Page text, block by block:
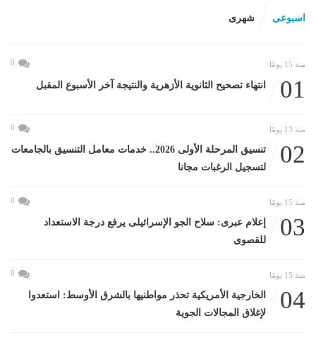
اسبوعى شهرى
منذ 15 يومًا 0
01 انتهاء تصحيح الثانوية الأزهرية والنتيجة آخر الأسبوع المقبل
منذ 13 يومًا 0
02
تنسيق المرحلة الأولى 2026.. خدمات معامل التنسيق بالجامعات
لتسجيل الرغبات مجانا
منذ 15 يومًا 0
03
إعلام عبرى: سلاح الجو الإسرائيلى يرفع درجة الاستعداد
للقصوى
منذ 15 يومًا 0
04
الخارجية الأمريكية تحذر مواطنيها بالشرق الأوسط: استعدوا
لإغلاق المجالات الجوية